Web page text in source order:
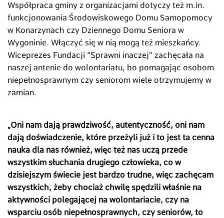
Współpraca gminy z organizacjami dotyczy też m.in.
funkcjonowania Środowiskowego Domu Samopomocy
w Konarzynach czy Dziennego Domu Seniora w
Wygoninie. Włączyć się w nią mogą też mieszkańcy.
Wiceprezes Fundacji “Sprawni inaczej” zachęcała na
naszej antenie do wolontariatu, bo pomagając osobom
niepełnosprawnym czy seniorom wiele otrzymujemy w
zamian.
„Oni nam dają prawdziwość, autentyczność, oni nam
dają doświadczenie, które przeżyli już i to jest ta cenna
nauka dla nas również, więc też nas uczą przede
wszystkim słuchania drugiego człowieka, co w
dzisiejszym świecie jest bardzo trudne, więc zachęcam
wszystkich, żeby chociaż chwilę spędzili właśnie na
aktywności polegającej na wolontariacie, czy na
wsparciu osób niepełnosprawnych, czy seniorów, to